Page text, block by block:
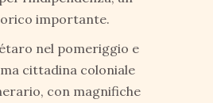
importante.
nel pomeriggio e
cittadina coloniale
con magnifiche